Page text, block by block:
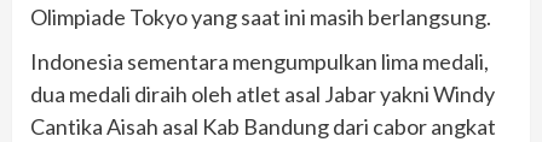
Olimpiade Tokyo yang saat ini masih berlangsung.
Indonesia sementara mengumpulkan lima medali,
dua medali diraih oleh atlet asal Jabar yakni Windy
Cantika Aisah asal Kab Bandung dari cabor angkat